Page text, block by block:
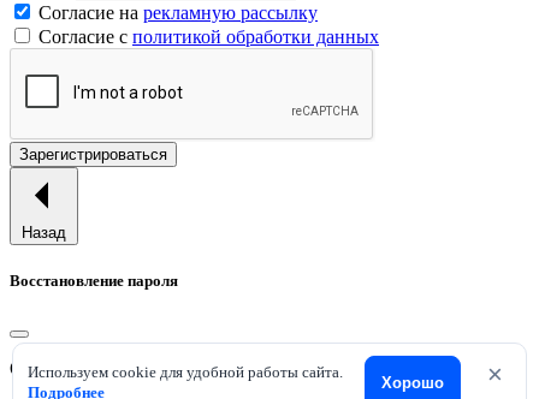
Используем cookie для удобной работы сайта.
Подробнее
Хорошо ×
Согласие на рекламную рассылку
Согласие с политикой обработки данных
Зарегистрироваться
Назад
Восстановление пароля
Отправим ссылку для смены пароля на ваш email.